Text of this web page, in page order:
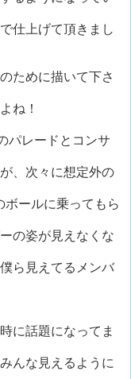
仕上げて頂きまし
ために描いて下さ
ね！
パレードとコンサ
、次々に想定外の
ボールに乗ってもら
の姿が見えなくな
ら見えてるメンバ
に話題になってま
んな見えるように